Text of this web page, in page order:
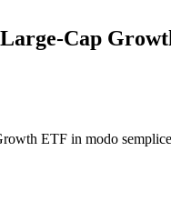
Large-Cap
ETF in modo